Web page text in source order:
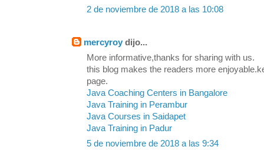
2 de noviembre de 2018 a las 10:08
mercyroy dijo...
More informative,thanks for sharing with us.
this blog makes the readers more
page.
Java Coaching Centers in Bangalore
Java Training in Perambur
Java Courses in Saidapet
Java Training in Padur
5 de noviembre de 2018 a las 9:34